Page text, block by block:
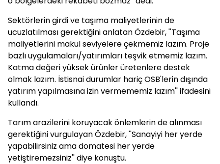
Sektörlerin girdi ve taşıma maliyetlerinin de
ucuzlatılması gerektiğini anlatan Özdebir, ''Taşıma
maliyetlerini makul seviyelere çekmemiz lazım. Proje
bazlı uygulamaları/yatırımları teşvik etmemiz lazım.
Katma değeri yüksek ürünler üretenlere destek
olmak lazım. İstisnai durumlar hariç OSB'lerin dışında
yatırım yapılmasına izin vermememiz lazım'' ifadesini
kullandı.
Tarım arazilerini koruyacak önlemlerin de alınması
gerektiğini vurgulayan Özdebir, ''Sanayiyi her yerde
yapabilirsiniz ama domatesi her yerde
yetiştiremezsiniz'' diye konuştu.